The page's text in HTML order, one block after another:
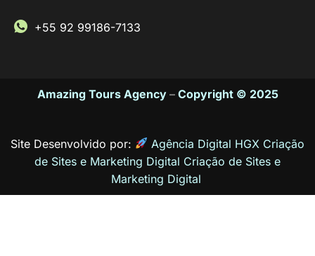
+55 92 99186-7133
Amazing Tours Agency– Copyright © 2025
Site Desenvolvido por:
Agência Digital HGX Criação
de Sites e Marketing Digital Criação de Sites e
Marketing Digital